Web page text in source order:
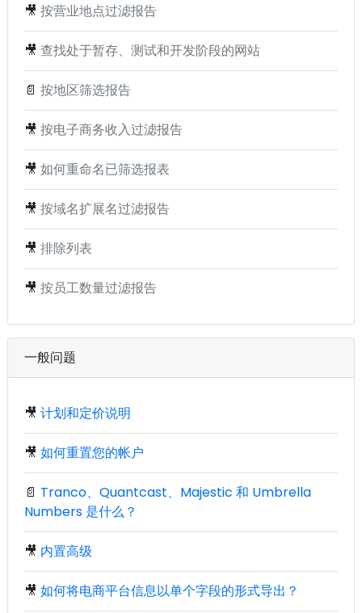
🎥 按营业地点过滤报告
🎥 查找处于暂存、测试和开发阶段的网站
📄 按地区筛选报告
🎥 按电子商务收入过滤报告
🎥 如何重命名已筛选报表
🎥 按域名扩展名过滤报告
🎥 排除列表
🎥 按员工数量过滤报告
一般问题
🎥 计划和定价说明
🎥 如何重置您的帐户
📄 Tranco、Quantcast、Majestic 和 Umbrella
Numbers 是什么？
🎥 内置高级
🎥 如何将电商平台信息以单个字段的形式导出？